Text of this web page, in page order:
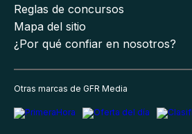
Reglas de concursos
Mapa del sitio
¿Por qué confiar en nosotros?
Otras marcas de GFR Media